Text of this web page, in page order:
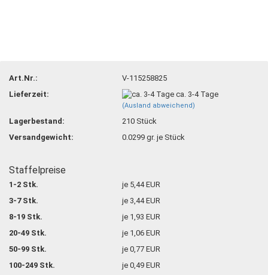
Art.Nr.:
V-115258825
Lieferzeit:
ca. 3-4 Tage
(Ausland abweichend)
Lagerbestand: 210 Stück
Versandgewicht:
0.0299 gr. je Stück
Staffelpreise
1-2 Stk.
je 5,44 EUR
3-7 Stk.
je 3,44 EUR
8-19 Stk.
je 1,93 EUR
20-49 Stk.
je 1,06 EUR
50-99 Stk.
je 0,77 EUR
100-249 Stk.
je 0,49 EUR